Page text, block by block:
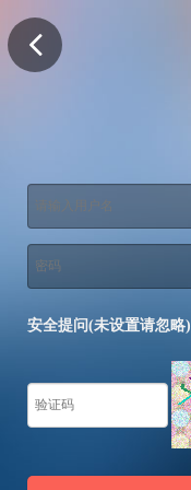
安全提问(未设置请忽略)